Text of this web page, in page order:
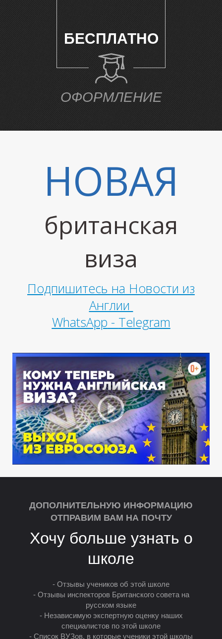
Е
М
БЕСПЛАТНО
ОФОРМЛЕНИЕ
НОВАЯ
британская
виза
Подпишитесь на Новости из
Англии
WhatsApp - Telegram
ДОПОЛНИТЕЛЬНУЮ ИНФОРМАЦИЮ
ОТПРАВИМ ВАМ НА ПОЧТУ
Хочу больше узнать о
школе
- Отзывы учеников об этой школе
- Отзывы инспекторов Британского совета на
русском языке
- Независимую экспертную оценку наших
специалистов по этой школе
- Список ВУЗов, в которые ученики этой школы